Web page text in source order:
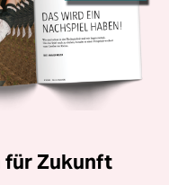
für Zukunft